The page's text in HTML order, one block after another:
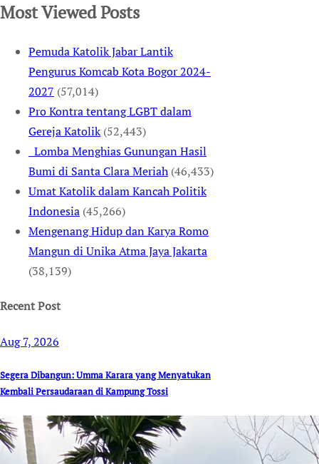
Most Viewed Posts
Pemuda Katolik Jabar Lantik
Pengurus Komcab Kota Bogor 2024-
2027 (57,014)
Pro Kontra tentang LGBT dalam
Gereja Katolik (52,443)
Lomba Menghias Gunungan Hasil
Bumi di Santa Clara Meriah (46,433)
Umat Katolik dalam Kancah Politik
Indonesia (45,266)
Mengenang Hidup dan Karya Romo
Mangun di Unika Atma Jaya Jakarta
(38,139)
Recent Post
Aug 7, 2026
Segera Dibangun: Umma Karara yang Menyatukan
Kembali Persaudaraan di Kampung Tossi